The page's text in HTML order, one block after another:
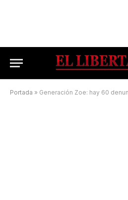
Portada » Generación Zoe: hay 60 denuncias